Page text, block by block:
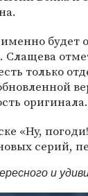
будет
Слащева
только
оригинала.
«Ну,
серий,
и